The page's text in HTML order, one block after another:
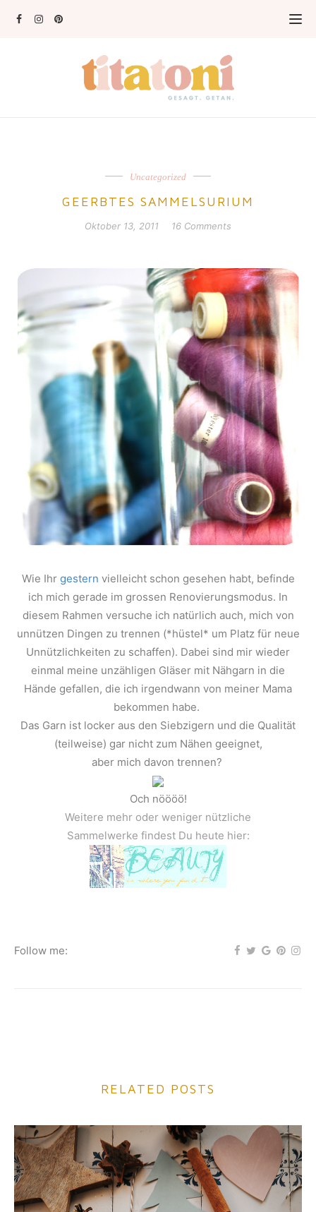
Uncategorized
GEERBTES SAMMELSURIUM
Oktober 13, 2011 16 Comments
Wie Ihr gestern vielleicht schon gesehen habt, befinde
ich mich gerade im grossen Renovierungsmodus. In
diesem Rahmen versuche ich natürlich auch, mich von
unnützen Dingen zu trennen (*hüstel* um Platz für neue
Unnützlichkeiten zu schaffen). Dabei sind mir wieder
einmal meine unzähligen Gläser mit Nähgarn in die
Hände gefallen, die ich irgendwann von meiner Mama
bekommen habe.
Das Garn ist locker aus den Siebzigern und die Qualität
(teilweise) gar nicht zum Nähen geeignet,
aber mich davon trennen?
Och nöööö!
Weitere mehr oder weniger nützliche
Sammelwerke findest Du heute hier:
Follow me:
RELATED POSTS